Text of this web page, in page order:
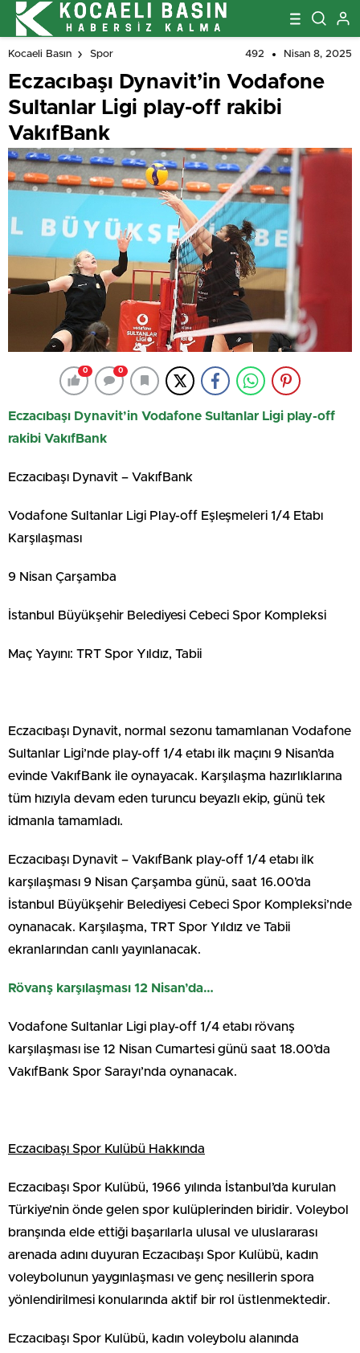
Kocaeli Basın Spor 492 Nisan 8, 2025
Eczacıbaşı Dynavit’in Vodafone
Sultanlar Ligi play-off rakibi
VakıfBank
0 0
Eczacıbaşı Dynavit’in Vodafone Sultanlar Ligi play-off
rakibi VakıfBank
Eczacıbaşı Dynavit – VakıfBank
Vodafone Sultanlar Ligi Play-off Eşleşmeleri 1/4 Etabı
Karşılaşması
9 Nisan Çarşamba
İstanbul Büyükşehir Belediyesi Cebeci Spor Kompleksi
Maç Yayını: TRT Spor Yıldız, Tabii
Eczacıbaşı Dynavit, normal sezonu tamamlanan Vodafone
Sultanlar Ligi’nde play-off 1/4 etabı ilk maçını 9 Nisan’da
evinde VakıfBank ile oynayacak. Karşılaşma hazırlıklarına
tüm hızıyla devam eden turuncu beyazlı ekip, günü tek
idmanla tamamladı.
Eczacıbaşı Dynavit – VakıfBank play-off 1/4 etabı ilk
karşılaşması 9 Nisan Çarşamba günü, saat 16.00’da
İstanbul Büyükşehir Belediyesi Cebeci Spor Kompleksi’nde
oynanacak. Karşılaşma, TRT Spor Yıldız ve Tabii
ekranlarından canlı yayınlanacak.
Rövanş karşılaşması 12 Nisan’da…
Vodafone Sultanlar Ligi play-off 1/4 etabı rövanş
karşılaşması ise 12 Nisan Cumartesi günü saat 18.00’da
VakıfBank Spor Sarayı’nda oynanacak.
Eczacıbaşı Spor Kulübü Hakkında
Eczacıbaşı Spor Kulübü, 1966 yılında İstanbul’da kurulan
Türkiye’nin önde gelen spor kulüplerinden biridir. Voleybol
branşında elde ettiği başarılarla ulusal ve uluslararası
arenada adını duyuran Eczacıbaşı Spor Kulübü, kadın
voleybolunun yaygınlaşması ve genç nesillerin spora
yönlendirilmesi konularında aktif bir rol üstlenmektedir.
Eczacıbaşı Spor Kulübü, kadın voleybolu alanında